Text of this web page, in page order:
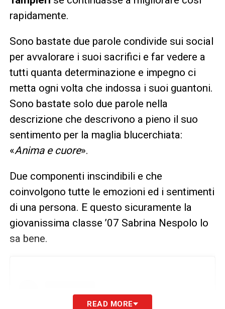
rapidamente.
Sono bastate due parole condivide sui social
per avvalorare i suoi sacrifici e far vedere a
tutti quanta determinazione e impegno ci
metta ogni volta che indossa i suoi guantoni.
Sono bastate solo due parole nella
descrizione che descrivono a pieno il suo
sentimento per la maglia blucerchiata:
«Anima e cuore».
Due componenti inscindibili e che
coinvolgono tutte le emozioni ed i sentimenti
di una persona. E questo sicuramente la
giovanissima classe ’07 Sabrina Nespolo lo
sa bene.
READ MORE